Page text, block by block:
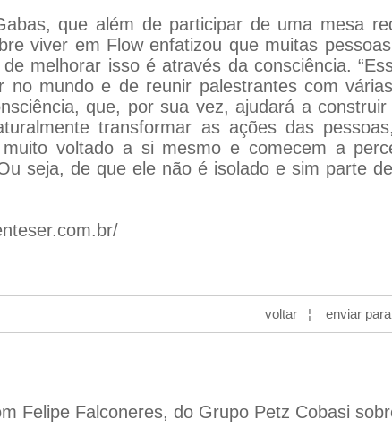
que além de participar de uma mesa
viver em Flow enfatizou que muitas
de melhorar isso é através da consciência.
no mundo e de reunir palestrantes com
que, por sua vez, ajudará a
transformar as ações das
muito voltado a si mesmo e comecem a
seja, de que ele não é isolado e sim parte
voltar ¦ enviar
Felipe Falconeres, do Grupo Petz Cobasi